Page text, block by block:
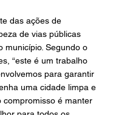
das ações de
de vias públicas
município. Segundo o
“este é um trabalho
para garantir
uma cidade limpa e
compromisso é manter